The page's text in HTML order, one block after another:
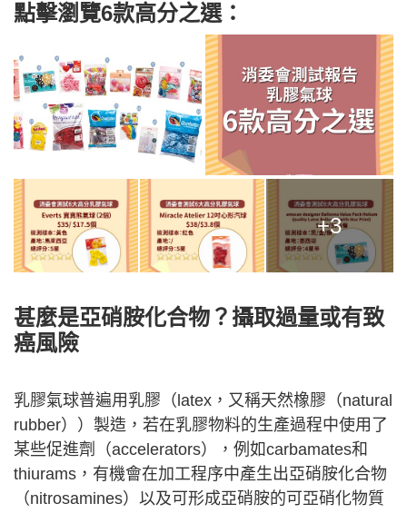
點擊瀏覽6款高分之選：
+3
甚麼是亞硝胺化合物？攝取過量或有致
癌風險
乳膠氣球普遍用乳膠（latex，又稱天然橡膠（natural
rubber））製造，若在乳膠物料的生產過程中使用了
某些促進劑（accelerators），例如carbamates和
thiurams，有機會在加工程序中產生出亞硝胺化合物
（nitrosamines）以及可形成亞硝胺的可亞硝化物質